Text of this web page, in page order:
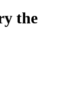
the